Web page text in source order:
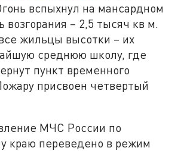
вспыхнул на мансардном
– 2,5 тысяч кв м.
жильцы высотки – их
среднюю школу, где
пункт временного
присвоен четвертый
МЧС России по
краю переведено в режим